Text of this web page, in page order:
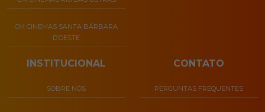
CM CINEMAS SANTA BÁRBARA
D’OESTE
INSTITUCIONAL
SOBRE NÓS
CONTATO
PERGUNTAS FREQUENTES